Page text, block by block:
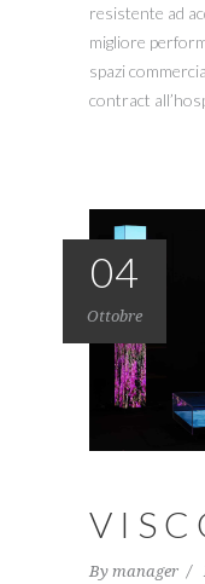
resistente ad
migliore
spazi
contract
04
Ottobre
By manager